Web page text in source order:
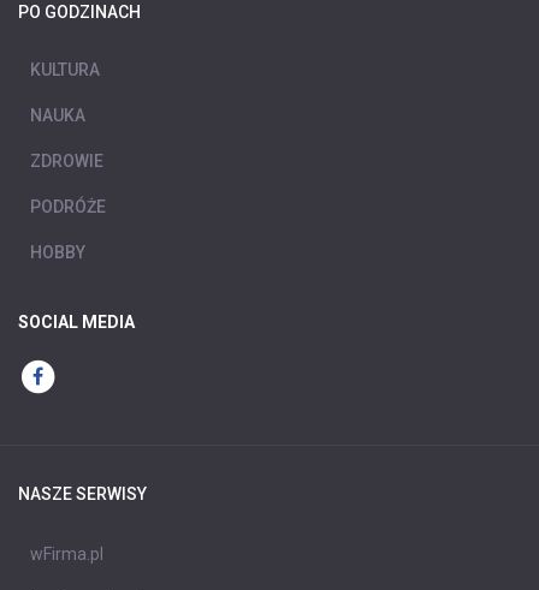
PO GODZINACH
KULTURA
NAUKA
ZDROWIE
PODRÓŻE
HOBBY
SOCIAL MEDIA
NASZE SERWISY
wFirma.pl